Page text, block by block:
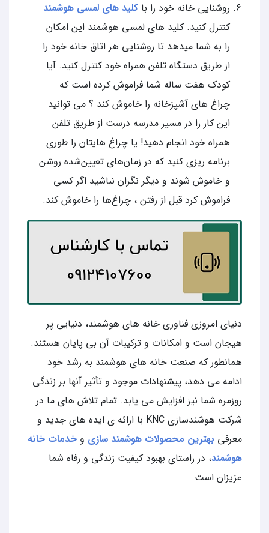
روشنایی خانه خود را با کلید های لمسی هوشمند
کنترل کنید. کلید های لمسی هوشمند این امکان
را به شما میدهد تا روشنایی هر اتاق خانه خود را
از طریق دستگاه تلفن همراه خود کنترل کنید. آیا
کودک هفت ساله شما فراموش کرده است که
چراغ های آشپزخانه را خاموش کند ؟ می توانید
این کار را در مسیر مدرسه درست از طریق تلفن
همراه خود انجام دهید! یا چراغ ‌هایتان را طوری
برنامه ریزی کنید که در زمان‌های تعیین‌شده روشن
و خاموش شوند و دیگر نگران نباشید اگر کسی
فراموش کرد قبل از رفتن ، چراغ‌ها را خاموش کند.
دنیای امروزی فناوری خانه های هوشمند، دنیایی پر
هیجان است و امکانات و ترکیبات آن بی پایان هستند.
همانطور که صنعت خانه های هوشمند به رشد خود
ادامه می دهد، پیشنهادات موجود و تأثیر آنها بر زندگی
روزمره شما نیز افزایش می یابد. تمام تلاش های ما در
شرکت هوشندسازی KNC با ارائه ی ایده های جدید و
معرفی بهترین محصولات هوشمند سازی و خدمات خانه
هوشمند، در راستای بهبود کیفیت زندگی و رفاه شما
عزیزان است.